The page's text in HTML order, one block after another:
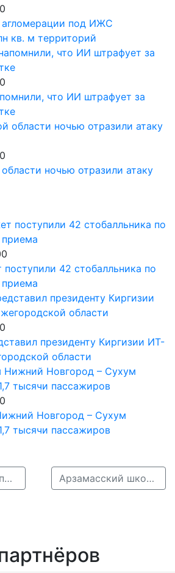
под ИЖС
кв. м территорий
что ИИ штрафует за
ночью отразили атаку
42 стобалльника по
приема
президенту Киргизии ИТ-
области
Новгород – Сухум
тысячи пассажиров
← Ленинский дополнительный офис НБД-Банка отметил 30-летие Арзамасский школьник стал чемпионом мира по ментальной арифметике →